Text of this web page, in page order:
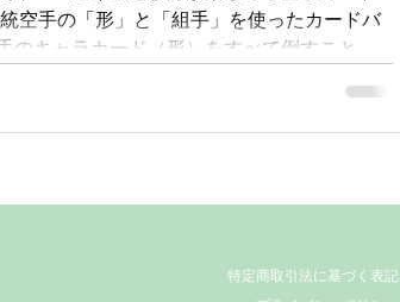
空手の「形」と「組手」を使ったカードバ
のキャラカード（形）をすべて倒すことを
特定商取引法に基づく表記